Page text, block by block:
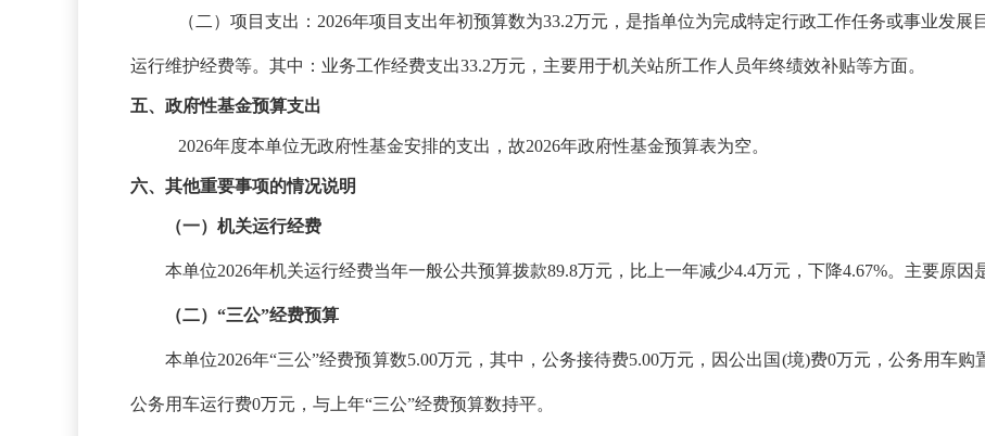
（二）项目支出： 2026年项目支出年初预算数为33.2万元，是指单位为完成特定行政工作任务或事业发展
运行维护经费等。其中：业务工作经费支出33.2万元，主要用于机关站所工作人员年终绩效补贴等方面。
五、政府性基金预算支出
2026年度本单位无政府性基金安排的支出，故2026年政府性基金预算表为空。
六、其他重要事项的情况说明
（一）机关运行经费
本单位2026年机关运行经费当年一般公共预算拨款89.8万元，比上一年减少4.4万元，下降4.67%。主要原因
（二） “三公”经费预算
本单位2026年“三公”经费预算数5.00万元，其中，公务接待费5.00万元，因公出国(境)费0万元，公务用车
公务用车运行费0万元，与上年“三公”经费预算数持平。